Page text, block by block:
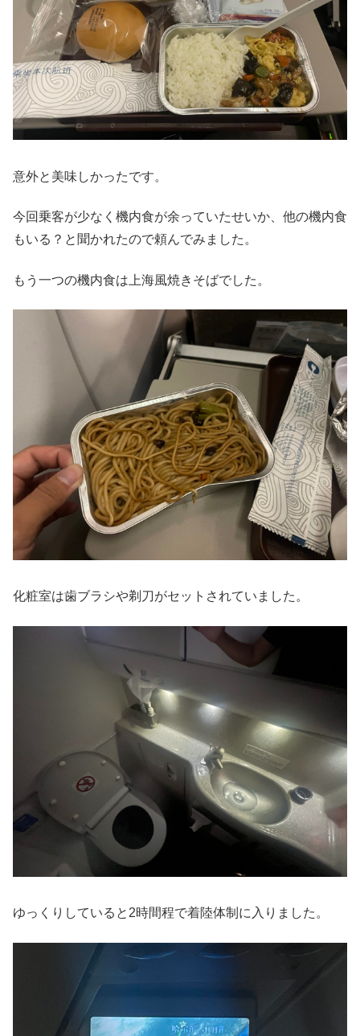
意外と美味しかったです。
今回乗客が少なく機内食が余っていたせいか、他の機内食
もいる？と聞かれたので頼んでみました。
もう一つの機内食は上海風焼きそばでした。
化粧室は歯ブラシや剃刀がセットされていました。
ゆっくりしていると2時間程で着陸体制に入りました。